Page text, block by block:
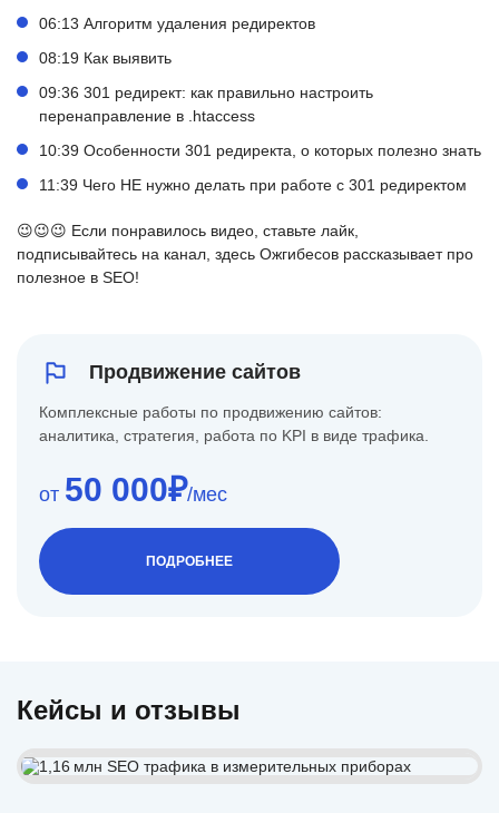
06:13 Алгоритм удаления редиректов
08:19 Как выявить
09:36 301 редирект: как правильно настроить
перенаправление в .htaccess
10:39 Особенности 301 редиректа, о которых полезно знать
11:39 Чего НЕ нужно делать при работе с 301 редиректом
😉😉😉 Если понравилось видео, ставьте лайк,
подписывайтесь на канал, здесь Ожгибесов рассказывает про
полезное в SEO!
Продвижение сайтов
Комплексные работы по продвижению сайтов:
аналитика, стратегия, работа по KPI в виде трафика.
от 50 000₽/мес
ПОДРОБНЕЕ
Кейсы и отзывы